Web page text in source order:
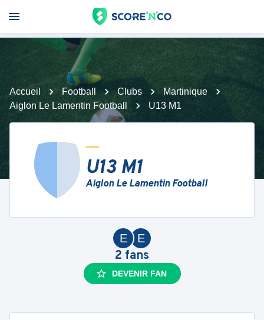
Accueil Football Clubs
Martinique
Aiglon Le Lamentin Football
U13 M1
U13 M1
Aiglon Le Lamentin Football
E
E
2 fans
DEVENIR FAN